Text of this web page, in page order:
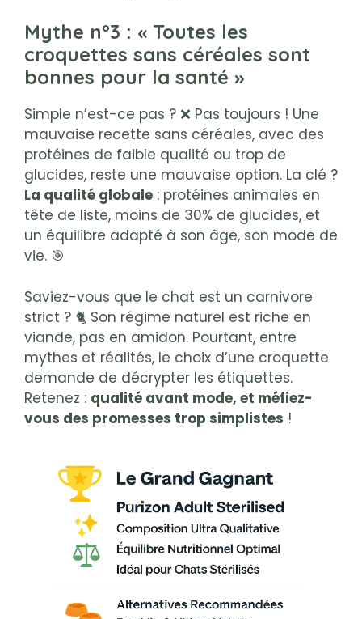
Mythe n°3 : « Toutes les
croquettes sans céréales sont
bonnes pour la santé »
Simple n’est-ce pas ? ❌ Pas toujours ! Une
mauvaise recette sans céréales, avec des
protéines de faible qualité ou trop de
glucides, reste une mauvaise option. La clé ?
La qualité globale : protéines animales en
tête de liste, moins de 30% de glucides, et
un équilibre adapté à son âge, son mode de
vie. 🎯
Saviez-vous que le chat est un carnivore
strict ? 🐈 Son régime naturel est riche en
viande, pas en amidon. Pourtant, entre
mythes et réalités, le choix d’une croquette
demande de décrypter les étiquettes.
Retenez : qualité avant mode, et méfiez-
vous des promesses trop simplistes !